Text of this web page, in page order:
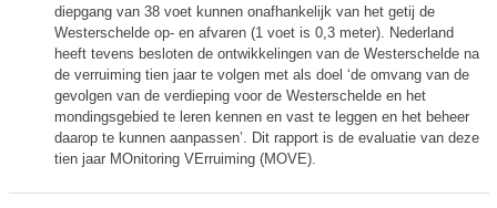
diepgang van 38 voet kunnen onafhankelijk van het getij de
Westerschelde op- en afvaren (1 voet is 0,3 meter). Nederland
heeft tevens besloten de ontwikkelingen van de Westerschelde na
de verruiming tien jaar te volgen met als doel ‘de omvang van de
gevolgen van de verdieping voor de Westerschelde en het
mondingsgebied te leren kennen en vast te leggen en het beheer
daarop te kunnen aanpassen’. Dit rapport is de evaluatie van deze
tien jaar MOnitoring VErruiming (MOVE).